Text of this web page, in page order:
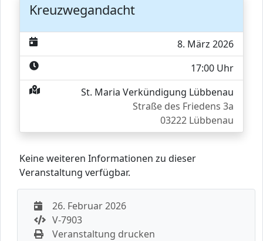
Kreuzwegandacht
8. März 2026
17:00 Uhr
St. Maria Verkündigung Lübbenau
Straße des Friedens 3a
03222 Lübbenau
Keine weiteren Informationen zu dieser
Veranstaltung verfügbar.
26. Februar 2026
V-7903
Veranstaltung drucken